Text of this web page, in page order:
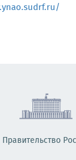
Правительство